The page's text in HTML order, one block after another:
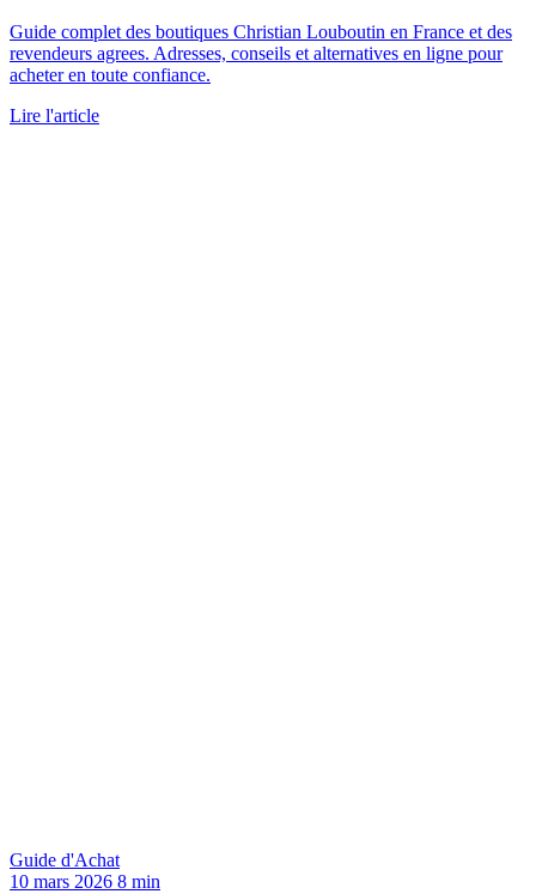
Guide complet des boutiques Christian Louboutin en France et des
revendeurs agrees. Adresses, conseils et alternatives en ligne pour
acheter en toute confiance.
Lire l'article
Guide d'Achat
10 mars 2026 8 min